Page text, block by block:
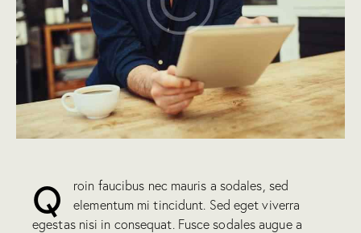
Q
roin faucibus nec mauris a sodales, sed
elementum mi tincidunt. Sed eget viverra
egestas nisi in consequat. Fusce sodales augue a